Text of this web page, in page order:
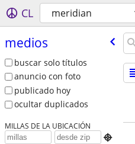
CL meridian
medios
buscar solo títulos
anuncio con foto
publicado hoy
ocultar duplicados
MILLAS DE LA UBICACIÓN
